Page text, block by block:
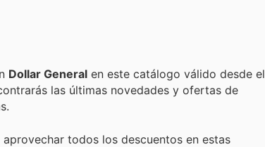
en Dollar General en este catálogo válido desde el
las últimas novedades y ofertas de
todos los descuentos en estas